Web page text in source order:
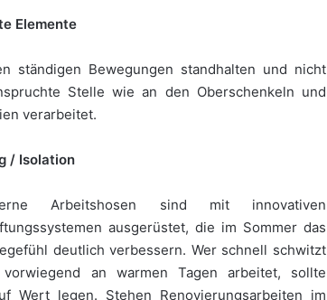
Elemente
ständigen Bewegungen standhalten und nicht
Stelle wie an den Oberschenkeln und
verarbeitet.
/ Isolation
Arbeitshosen sind mit innovativen
ausgerüstet, die im Sommer das
deutlich verbessern. Wer schnell schwitzt
an warmen Tagen arbeitet, sollte
Wert legen. Stehen Renovierungsarbeiten im